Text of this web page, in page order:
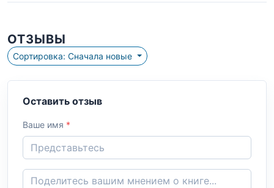
ОТЗЫВЫ
Сортировка: Сначала новые
Оставить отзыв
Ваше имя *